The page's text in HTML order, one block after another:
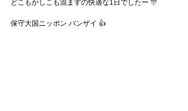
どこもかしこも混まずの快適な1日でしたー 🎊
保守大国ニッポン バンザイ 👍